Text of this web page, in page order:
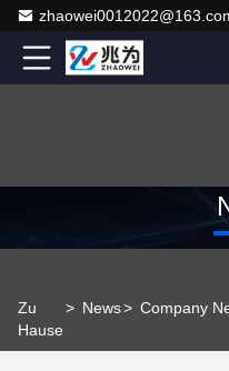
Zu
Hause
> News>